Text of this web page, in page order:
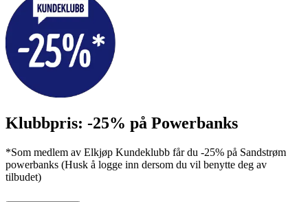
Klubbpris: -25% på Powerbanks
*Som medlem av Elkjøp Kundeklubb får du -25% på Sandstrøm
powerbanks (Husk å logge inn dersom du vil benytte deg av
tilbudet)